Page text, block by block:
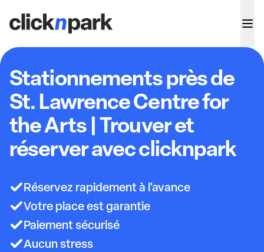
Stationnements près de
St. Lawrence Centre for
the Arts | Trouver et
réserver avec clicknpark
Réservez rapidement à l'avance
Votre place est garantie
Paiement sécurisé
Aucun stress